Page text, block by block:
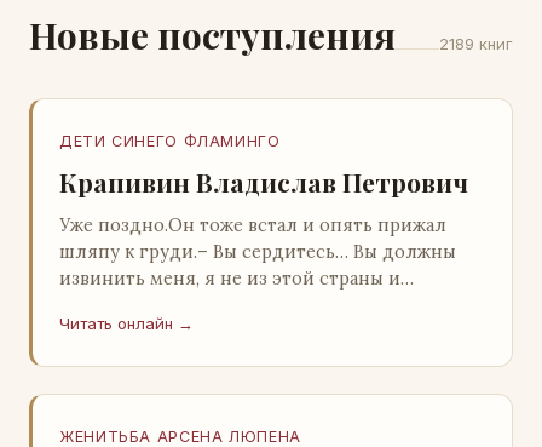
Новые поступления 2189 книг
ДЕТИ СИНЕГО ФЛАМИНГО
Крапивин Владислав Петрович
Уже поздно.Он тоже встал и опять прижал
шляпу к груди.– Вы сердитесь… Вы должны
извинить меня, я не из этой страны и
прошу: выс…
Читать онлайн →
ЖЕНИТЬБА АРСЕНА ЛЮПЕНА